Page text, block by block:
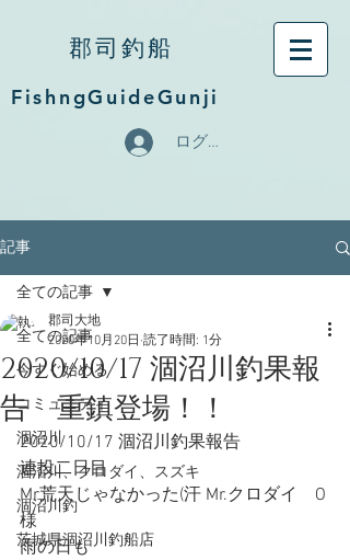
郡司釣船
FishngGuideGunji
ログイン
記事
全ての記事
今すぐ始める
コミュニティ
涸沼川
涸沼川、クロダイ、スズキ
涸沼川釣
茨城県涸沼川釣船店
全ての記事
2020/10/17 涸沼川釣果報
告 重鎮登場！！
郡司大地
2020年10月20日 読了時間: 1分
2020/10/17 涸沼川釣果報告
連投二日目
Mr荒天じゃなかった(汗 Mr.クロダイ　O
様
雨の日も